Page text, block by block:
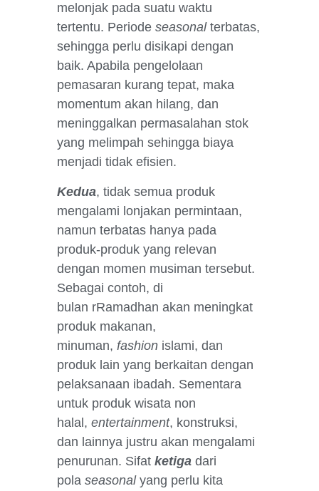
melonjak pada suatu waktu
tertentu. Periode seasonalterbatas,
sehingga perlu disikapi dengan
baik. Apabila pengelolaan
pemasaran kurang tepat, maka
momentum akan hilang, dan
meninggalkan permasalahan stok
yang melimpah sehingga biaya
menjadi tidak efisien.
Kedua, tidak semua produk
mengalami lonjakan permintaan,
namun terbatas hanya pada
produk-produk yang relevan
dengan momen musiman tersebut.
Sebagai contoh, di
bulan rRamadhan akan meningkat
produk makanan,
minuman, fashion islami, dan
produk lain yang berkaitan dengan
pelaksanaan ibadah. Sementara
untuk produk wisata non
halal, entertainment, konstruksi,
dan lainnya justru akan mengalami
penurunan. Sifat ketiga dari
pola seasonalyang perlu kita